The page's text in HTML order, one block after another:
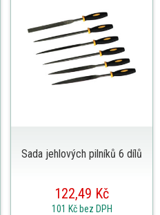
Sada jehlových pilníků 6 dílů
122,49 Kč
101 Kč bez DPH